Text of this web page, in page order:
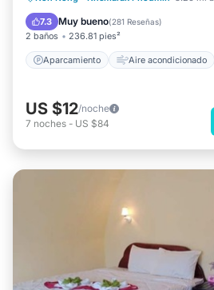
7.3 Muy bueno(281 Reseñas)
2 baños 236.81 pies²
Aparcamiento Aire acondicionado
Internet
Se admiten
US $12/noche
7 noches - US $84